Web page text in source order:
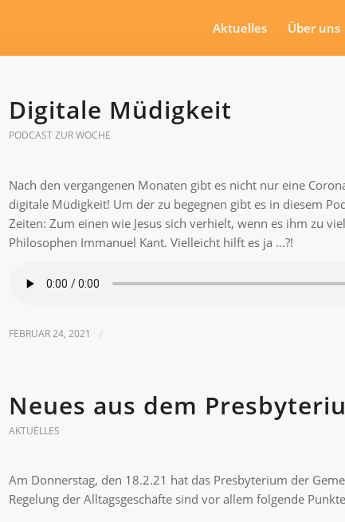
Aktuelles Über uns
Digitale Müdigkeit
PODCAST ZUR WOCHE
Nach den vergangenen Monaten gibt es nicht nur eine
digitale Müdigkeit! Um der zu begegnen gibt es in diesem
Zeiten: Zum einen wie Jesus sich verhielt, wenn es ihm zu
Philosophen Immanuel Kant. Vielleicht hilft es ja …?!
FEBRUAR 24, 2021 /
Neues aus dem
AKTUELLES
Am Donnerstag, den 18.2.21 hat das Presbyterium der
Regelung der Alltagsgeschäfte sind vor allem folgende